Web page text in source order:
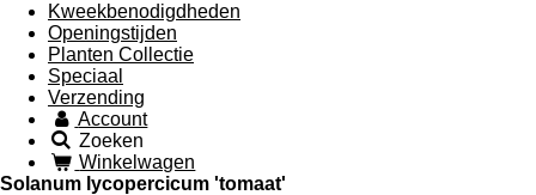
Kweekbenodigdheden
Openingstijden
Planten Collectie
Speciaal
Verzending
Account
Zoeken
Winkelwagen
Solanum lycopercicum 'tomaat'